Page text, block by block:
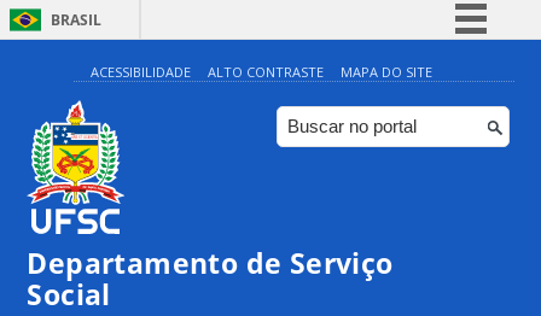
BRASIL
Simplifique!
Comunica BR
Participe
Canais
ACESSIBILIDADE ALTO CONTRASTE MAPA DO SITE
Departamento de Serviço
Social